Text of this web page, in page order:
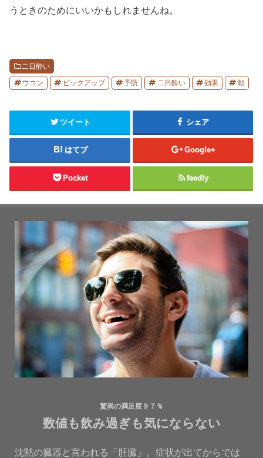
うときのためにいいかもしれませんね。
二日酔い
ウコン ピックアップ 予防 二日酔い 効果 朝
ツイート シェア
はてブ Google+
Pocket feedly
驚異の満足度９７％
数値も飲み過ぎも気にならない
沈黙の臓器と言われる「肝臓」。症状が出てからでは